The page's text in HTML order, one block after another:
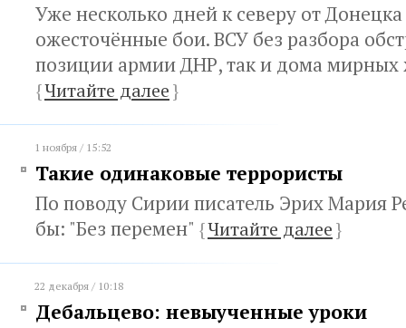
Уже несколько дней к северу от
ожесточённые бои. ВСУ без разбора
позиции армии ДНР, так и дома мирных
{Читайте далее}
1 ноября / 15:52
Такие одинаковые террористы
По поводу Сирии писатель Эрих Мария
бы: "Без перемен" {Читайте далее}
22 декабря / 10:18
Дебальцево: невыученные уроки